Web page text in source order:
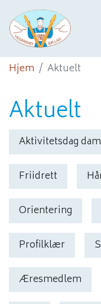
Hjem Aktuelt
Aktuelt
Aktivitetsdag
Friidrett
Orientering
Profilklær
Æresmedlem